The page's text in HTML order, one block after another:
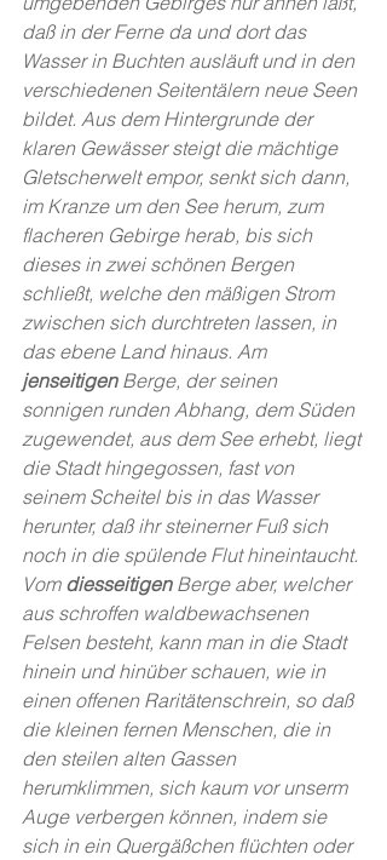
daß in der Ferne da und dort das
Wasser in Buchten ausläuft und in den
verschiedenen Seitentälern neue Seen
bildet. Aus dem Hintergrunde der
klaren Gewässer steigt die mächtige
Gletscherwelt empor, senkt sich dann,
im Kranze um den See herum, zum
flacheren Gebirge herab, bis sich
dieses in zwei schönen Bergen
schließt, welche den mäßigen Strom
zwischen sich durchtreten lassen, in
das ebene Land hinaus. Am
jenseitigen Berge, der seinen
sonnigen runden Abhang, dem Süden
zugewendet, aus dem See erhebt, liegt
die Stadt hingegossen, fast von
seinem Scheitel bis in das Wasser
herunter, daß ihr steinerner Fuß sich
noch in die spülende Flut hineintaucht.
Vom diesseitigen Berge aber, welcher
aus schroffen waldbewachsenen
Felsen besteht, kann man in die Stadt
hinein und hinüber schauen, wie in
einen offenen Raritätenschrein, so daß
die kleinen fernen Menschen, die in
den steilen alten Gassen
herumklimmen, sich kaum vor unserm
Auge verbergen können, indem sie
sich in ein Quergäßchen flüchten oder